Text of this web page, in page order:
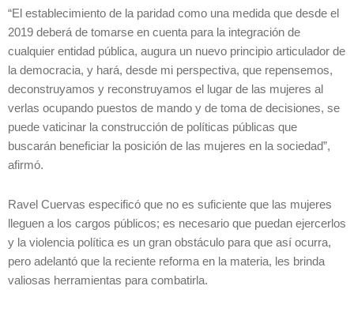
“El establecimiento de la paridad como una medida que desde el
2019 deberá de tomarse en cuenta para la integración de
cualquier entidad pública, augura un nuevo principio articulador de
la democracia, y hará, desde mi perspectiva, que repensemos,
deconstruyamos y reconstruyamos el lugar de las mujeres al
verlas ocupando puestos de mando y de toma de decisiones, se
puede vaticinar la construcción de políticas públicas que
buscarán beneficiar la posición de las mujeres en la sociedad”,
afirmó.
Ravel Cuervas especificó que no es suficiente que las mujeres
lleguen a los cargos públicos; es necesario que puedan ejercerlos
y la violencia política es un gran obstáculo para que así ocurra,
pero adelantó que la reciente reforma en la materia, les brinda
valiosas herramientas para combatirla.